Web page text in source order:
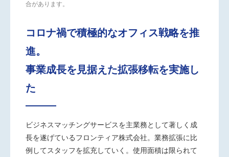
合があります。
コロナ禍で積極的なオフィス戦略を推
進。
事業成長を見据えた拡張移転を実施し
た
ビジネスマッチングサービスを主業務として著しく成
長を遂げているフロンティア株式会社。業務拡張に比
例してスタッフを拡充していく。使用面積は限られて